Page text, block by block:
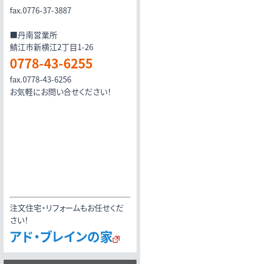
fax.0776-37-3887
■丹南営業所
鯖江市新横江2丁目1-26
0778-43-6255
fax.0778-43-6256
お気軽にお問い合せください！
注文住宅・リフォームもお任せくだ
さい！
アド・ブレインの家